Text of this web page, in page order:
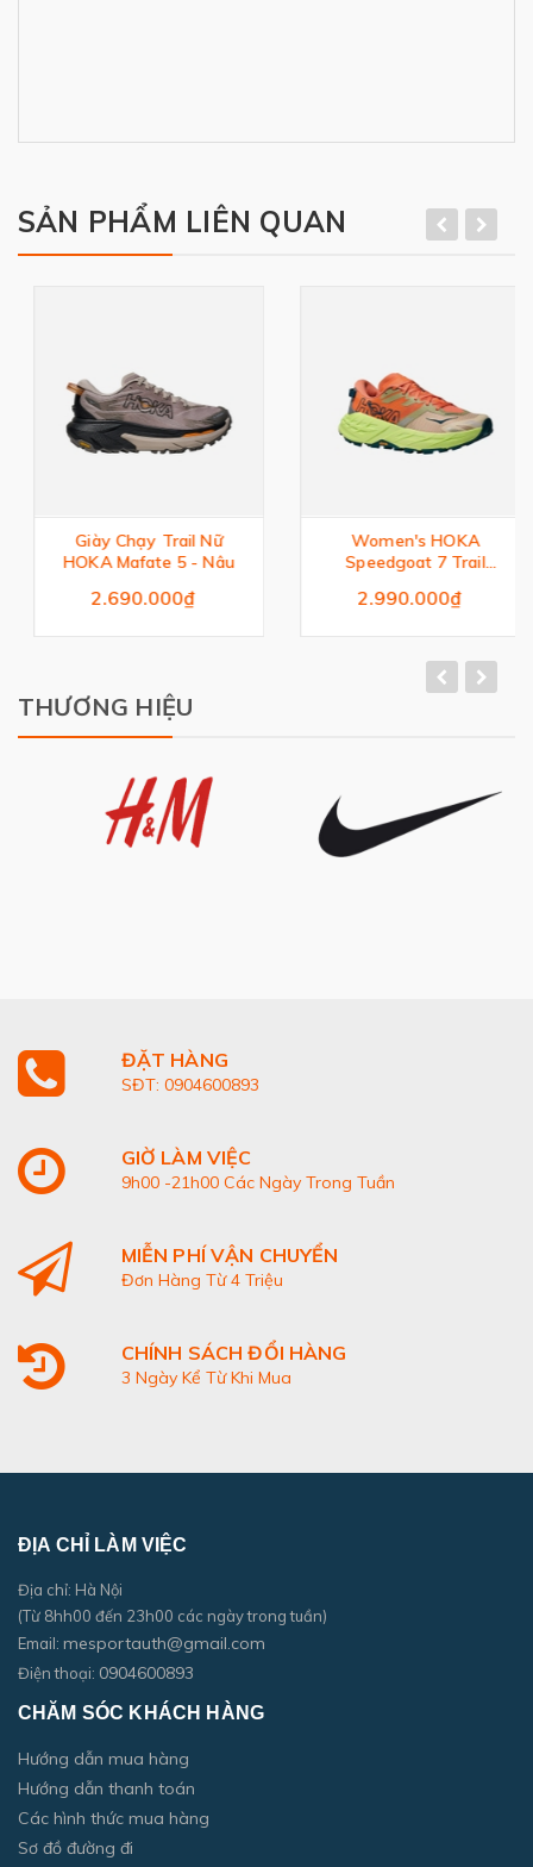
SẢN PHẨM LIÊN QUAN
Giày Chạy Trail Nữ
HOKA Mafate 5 - Nâu
2.690.000₫
Women's HOKA
Speedgoat 7 Trail
Orange
2.990.000₫
THƯƠNG HIỆU
ĐẶT HÀNG
SĐT: 0904600893
GIỜ LÀM VIỆC
9h00 -21h00 Các Ngày Trong Tuần
MIỄN PHÍ VẬN CHUYỂN
Đơn Hàng Từ 4 Triệu
CHÍNH SÁCH ĐỔI HÀNG
3 Ngày Kể Từ Khi Mua
ĐỊA CHỈ LÀM VIỆC
Địa chỉ: Hà Nội
(Từ 8hh00 đến 23h00 các ngày trong tuần)
Email: mesportauth@gmail.com
Điện thoại: 0904600893
CHĂM SÓC KHÁCH HÀNG
Hướng dẫn mua hàng
Hướng dẫn thanh toán
Các hình thức mua hàng
Sơ đồ đường đi